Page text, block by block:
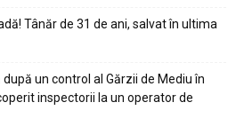
Tânăr de 31 de ani, salvat în ultima
un control al Gărzii de Mediu în
inspectorii la un operator de